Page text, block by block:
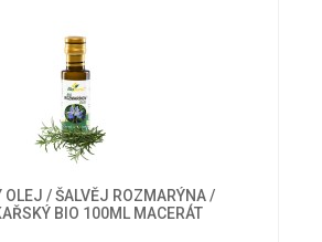
OLEJ / ŠALVĚJ ROZMARÝNA /
BIO 100ML MACERÁT